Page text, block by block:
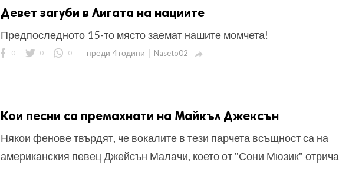
Девет загуби в Лигата на нациите
Предпоследното 15-то място заемат нашите момчета!
0 0 0 преди 4 години Naseto02 
Кои песни са премахнати на Майкъл Джексън
Някои фенове твърдят, че вокалите в тези парчета всъщност са на
американския певец Джейсън Малачи, което от "Сони Мюзик"